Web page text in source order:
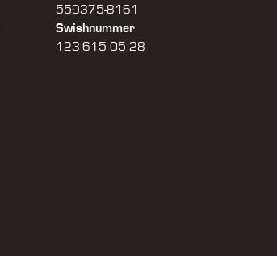
559375-8161
Swishnummer
123-615 05 28